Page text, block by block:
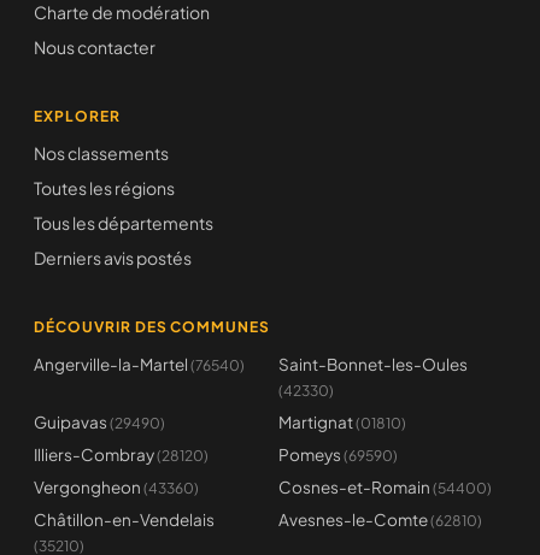
Charte de modération
Nous contacter
EXPLORER
Nos classements
Toutes les régions
Tous les départements
Derniers avis postés
DÉCOUVRIR DES COMMUNES
Angerville-la-Martel (76540) Saint-Bonnet-les-Oules
(42330)
Guipavas (29490) Martignat(01810)
Illiers-Combray(28120) Pomeys (69590)
Vergongheon (43360) Cosnes-et-Romain (54400)
Châtillon-en-Vendelais
(35210)
Avesnes-le-Comte(62810)